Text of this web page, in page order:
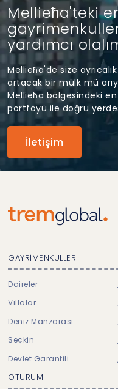
Mellieħa'teki
yardımcı
Mellieħa'de size
artacak bir mülk mü
Mellieħa bölgesindeki
portföyü ile doğru
İletişim
GAYRİMENKULLER
Daireler
Villalar
Deniz Manzarası
Seçkin
Devlet Garantili
OTURUM